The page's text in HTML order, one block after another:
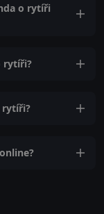
o rytíři
rytíři?
rytíři?